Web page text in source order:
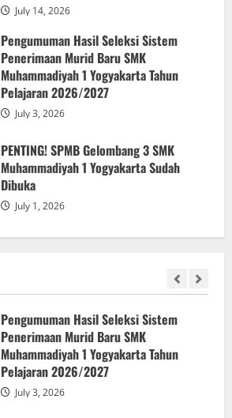
Sosialisasi Pembelajaran Marshall
Muhiyo dengan Wawasan AI, Robotik,
dan Machine Learning
June 27, 2026
Menguatkan Peran Keluarga, SMK
Pertemuan Orang Tua Siswa Baru
July 17, 2026
MPLS Ramah dan FORTASI SMK
Muhammadiyah 1 Yogyakarta Resmi
Pengumuman Hasil Seleksi Sistem
Penerimaan Murid Baru SMK
Muhammadiyah 1 Yogyakarta Tahun
Pelajaran 2026/2027
July 3, 2026
July 14, 2026
Pengumuman Hasil Seleksi Sistem
Penerimaan Murid Baru SMK
Muhammadiyah 1 Yogyakarta Tahun
Pelajaran 2026/2027
July 3, 2026
PENTING! SPMB Gelombang 3 SMK
Muhammadiyah 1 Yogyakarta Sudah
Dibuka
July 1, 2026